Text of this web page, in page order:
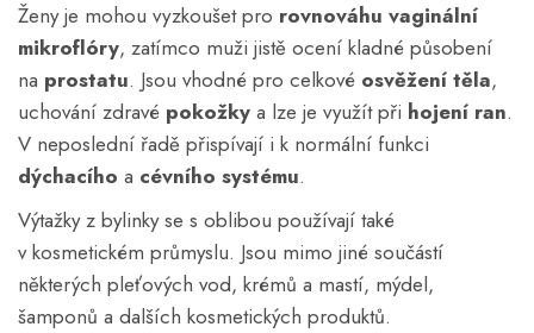
Ženy je mohou vyzkoušet pro rovnováhu vaginální
mikroflóry, zatímco muži jistě ocení kladné působení
na prostatu. Jsou vhodné pro celkové osvěžení těla,
uchování zdravé pokožky a lze je využít při hojení ran.
V neposlední řadě přispívají i k normální funkci
dýchacího a cévního systému.
Výtažky z bylinky se s oblibou používají také
v kosmetickém průmyslu. Jsou mimo jiné součástí
některých pleťových vod, krémů a mastí, mýdel,
šamponů a dalších kosmetických produktů.